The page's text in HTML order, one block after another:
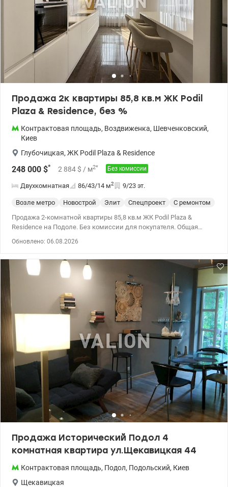
Продажа 2к квартиры 85,8 кв.м ЖК Podil
Plaza & Residence, без %
Контрактовая площадь, Воздвиженка, Шевченковский,
Киев
Глубочицкая, ЖК Podil Plaza & Residence
248 000 $* 2 884 $ / м2* Без комиссии
Двухкомнатная 86/43/14 м2 9/23 эт.
Возле метро Новострой Элит Спецпроект
С ремонтом
Продажа 2-комнатной квартиры 85,8 кв.м ЖК Podil Plaza &
Residence на Подоле. Без комиссии для покупателя. Общая
мебели и сантехники. Квартира находится в центральной
секции 3, оборудована встроенной кухней и шкафами, бытовой
техникой, гардеробной комнатой, 2-мя санузлами. ЖК Podil Plaza
& Residence бизнес-класса, с собственной охраной, автономной
котельной, фитнес-клубом и спа-салоном, в доме установлен
генератор. Цена 248 000 у.е. тел. (067) 445 26 27 Евгения.
valion.ua/1127724
Обновлено: 06.08.2026
Продажа Исторический Подол 4
комнатная квартира ул.Щекавицкая 44
Контрактовая площадь, Подол, Подольский, Киев
Щекавицкая